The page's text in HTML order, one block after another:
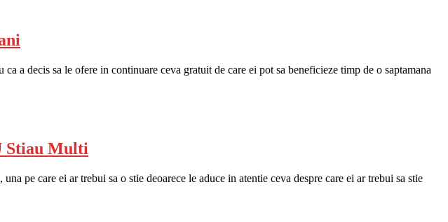
a decis sa le ofere in continuare ceva gratuit de care ei pot sa beneficieze timp de o saptamana
Stiau Multi
pe care ei ar trebui sa o stie deoarece le aduce in atentie ceva despre care ei ar trebui sa stie